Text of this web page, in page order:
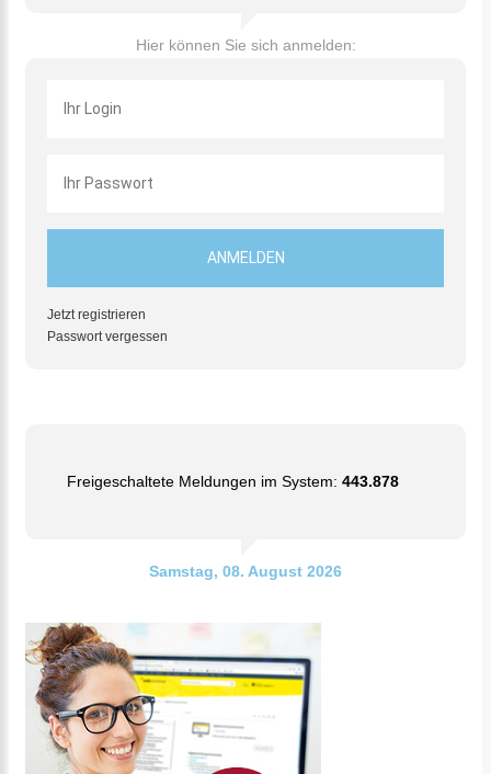
Hier können Sie sich anmelden:
Jetzt registrieren
Passwort vergessen
Freigeschaltete Meldungen im System: 443.878
Samstag, 08. August 2026